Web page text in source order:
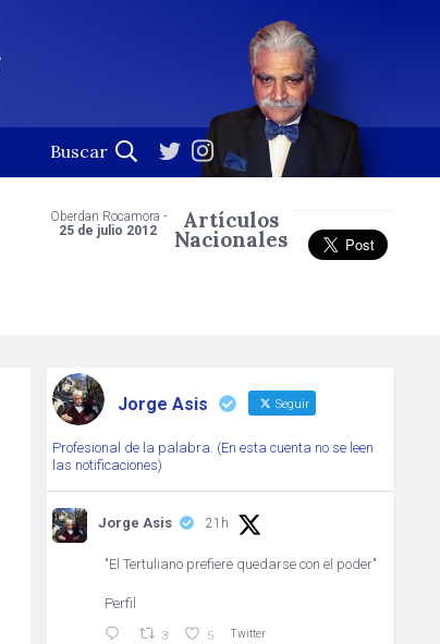
Oberdan Rocamora -
25 de julio 2012
Artículos
Nacionales
Jorge Asis Seguir
Profesional de la palabra. (En esta cuenta no se leen
las notificaciones)
Jorge Asis 21h
"El Tertuliano prefiere quedarse con el poder"
Perfil
3 5 Twitter